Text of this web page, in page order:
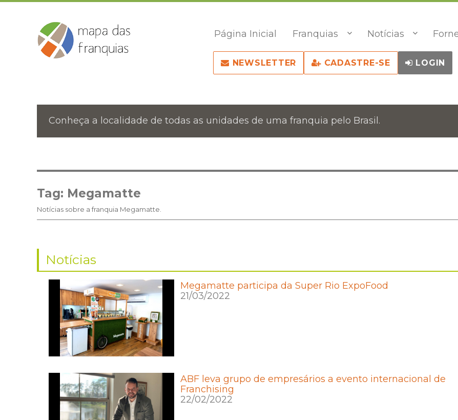
Página Inicial Franquias Notícias
NEWSLETTER CADASTRE-SE LOGIN
Conheça a localidade de todas as unidades de uma franquia pelo Brasil.
Tag: Megamatte
Notícias sobre a franquia Megamatte.
Notícias
Megamatte participa da Super Rio ExpoFood
21/03/2022
ABF leva grupo de empresários a evento internacional de
Franchising
22/02/2022